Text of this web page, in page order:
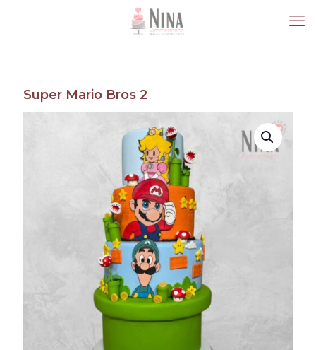
Super Mario Bros 2